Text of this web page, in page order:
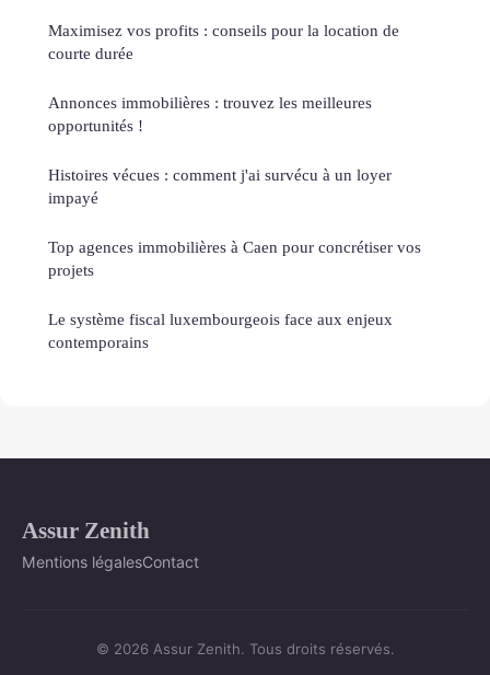
Maximisez vos profits : conseils pour la location de
courte durée
Annonces immobilières : trouvez les meilleures
opportunités !
Histoires vécues : comment j'ai survécu à un loyer
impayé
Top agences immobilières à Caen pour concrétiser vos
projets
Le système fiscal luxembourgeois face aux enjeux
contemporains
Assur Zenith
Mentions légalesContact
© 2026 Assur Zenith. Tous droits réservés.